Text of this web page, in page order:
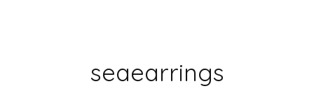
seaearrings